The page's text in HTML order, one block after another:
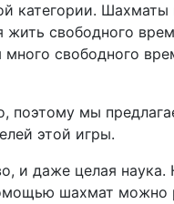
категории.
свободного
свободного
мы
этой игры.
и даже целая наука.
шахмат можно